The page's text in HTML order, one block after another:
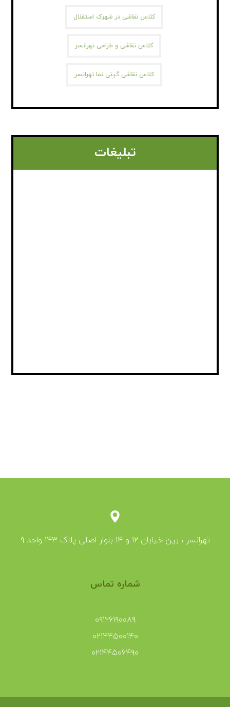
کلاس نقاشی در شهرک استقلال
کلاس نقاشی و طراحی تهرانسر
کلاس نقاشی گیتی نما تهرانسر
تبلیغات
تهرانسر ، بین خیابان ۱۲ و ۱۴ بلوار اصلی پلاک ۱۴۳ واحد ۹
شماره تماس
۰۹۱۲۶۱۹۰۰۸۹
۰۲۱۴۴۵۰۰۱۴۰
۰۲۱۴۴۵۰۶۴۹۰